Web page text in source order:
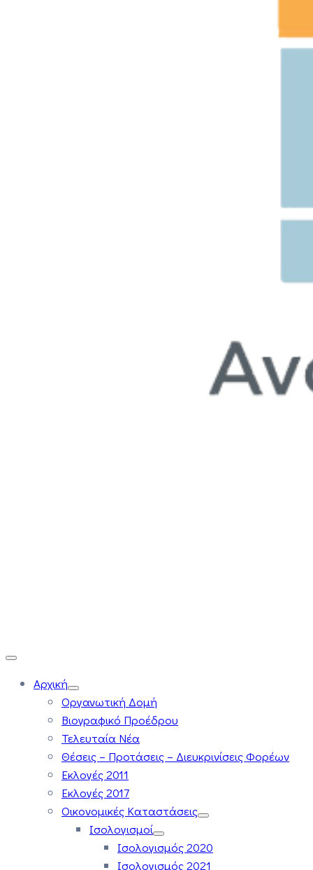
Αρχική
Οργανωτική Δομή
Βιογραφικό Προέδρου
Τελευταία Νέα
Θέσεις – Προτάσεις – Διευκρινίσεις Φορέων
Εκλογές 2011
Εκλογές 2017
Οικονομικές Καταστάσεις
Ισολογισμοί
Ισολογισμός 2020
Ισολογισμός 2021